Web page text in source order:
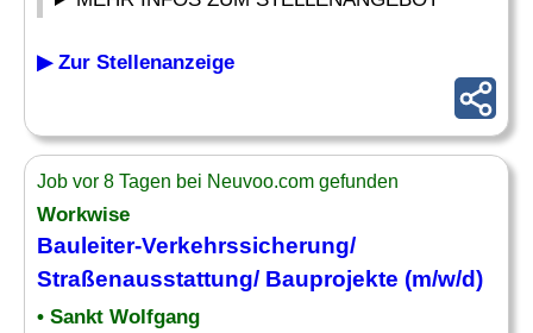
▶ Zur Stellenanzeige
Job vor 8 Tagen bei Neuvoo.com gefunden
Workwise
Bauleiter-Verkehrssicherung/
Straßenausstattung/ Bauprojekte (m/w/d)
• Sankt Wolfgang